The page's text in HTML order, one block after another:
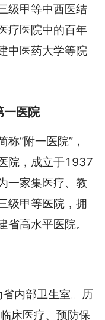
级甲等中西医结
疗医院中的百年
中医药大学等院
一医院
“附一医院”，
院，成立于1937
一家集医疗、教
级甲等医院，拥
高水平医院。
内部卫生室。历
床医疗、预防保